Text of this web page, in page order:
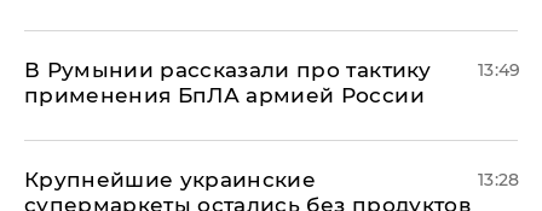
В Румынии рассказали про тактику
применения БпЛА армией России
13:49
Крупнейшие украинские
супермаркеты остались без продуктов
13:28